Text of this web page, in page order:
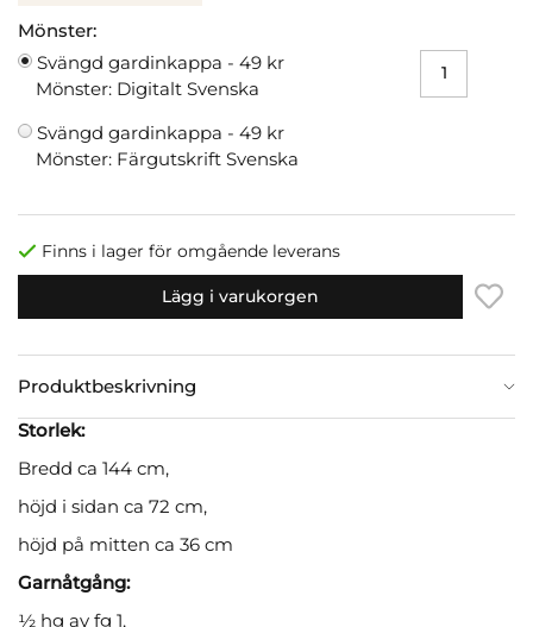
Mönster:
Svängd gardinkappa - 49 kr
Mönster: Digitalt Svenska
Svängd gardinkappa - 49 kr
Mönster: Färgutskrift Svenska
Finns i lager för omgående leverans
Lägg i varukorgen
Produktbeskrivning
Storlek:
Bredd ca 144 cm,
höjd i sidan ca 72 cm,
höjd på mitten ca 36 cm
Garnåtgång:
½ hg av fg 1,